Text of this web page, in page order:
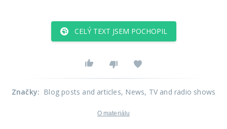
CELÝ TEXT JSEM POCHOPIL
Značky: Blog posts and articles, News, TV and radio shows
O materiálu